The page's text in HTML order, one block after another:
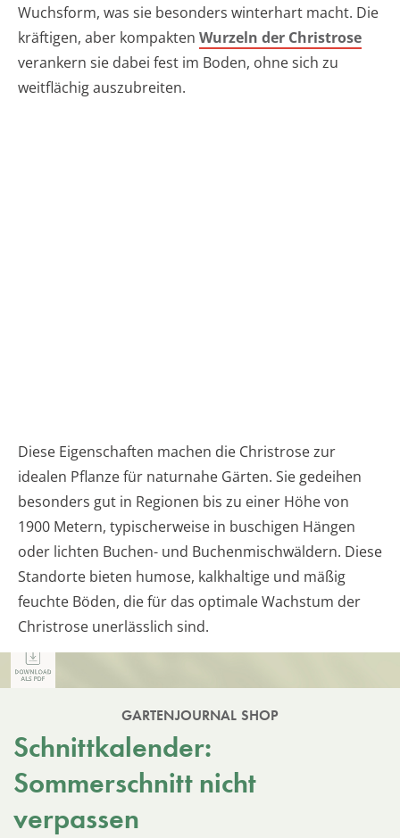
Wuchsform, was sie besonders winterhart macht. Die
kräftigen, aber kompakten Wurzeln der Christrose
verankern sie dabei fest im Boden, ohne sich zu
weitflächig auszubreiten.
Diese Eigenschaften machen die Christrose zur
idealen Pflanze für naturnahe Gärten. Sie gedeihen
besonders gut in Regionen bis zu einer Höhe von
1900 Metern, typischerweise in buschigen Hängen
oder lichten Buchen- und Buchenmischwäldern. Diese
Standorte bieten humose, kalkhaltige und mäßig
feuchte Böden, die für das optimale Wachstum der
Christrose unerlässlich sind.
GARTENJOURNAL SHOP
Schnittkalender:
Sommerschnitt nicht
verpassen